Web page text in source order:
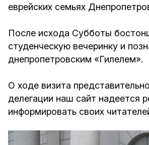
еврейских семьях
После исхода Субботы
студенческую вечеринку и
днепропетровским «Гилелем».
О ходе визита
делегации наш сайт надеется
информировать своих